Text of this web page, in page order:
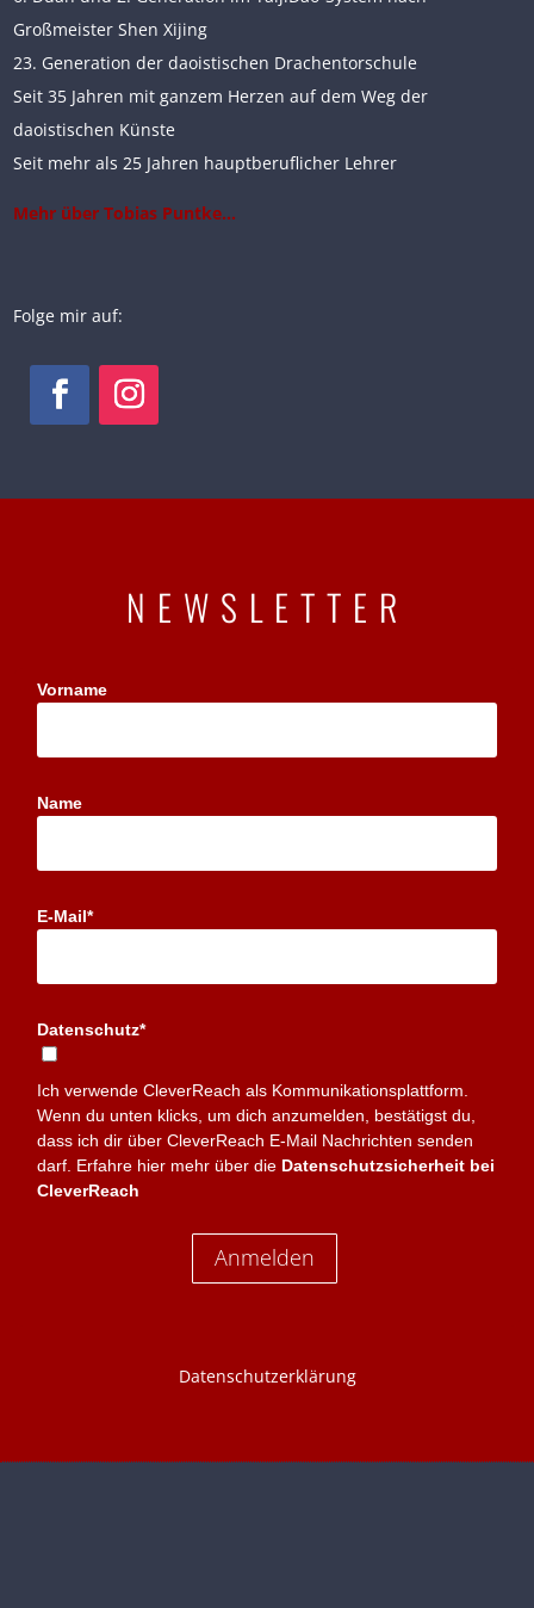
Großmeister Shen Xijing
23. Generation der daoistischen Drachentorschule
Seit 35 Jahren mit ganzem Herzen auf dem Weg der
daoistischen Künste
Seit mehr als 25 Jahren hauptberuflicher Lehrer
Mehr über Tobias Puntke…
Folge mir auf:
NEWSLETTER
Vorname
Name
E-Mail*
Datenschutz*
Ich verwende CleverReach als Kommunikationsplattform.
Wenn du unten klicks, um dich anzumelden, bestätigst du,
dass ich dir über CleverReach E-Mail Nachrichten senden
darf. Erfahre hier mehr über die Datenschutzsicherheit bei
CleverReach
Anmelden
Datenschutzerklärung